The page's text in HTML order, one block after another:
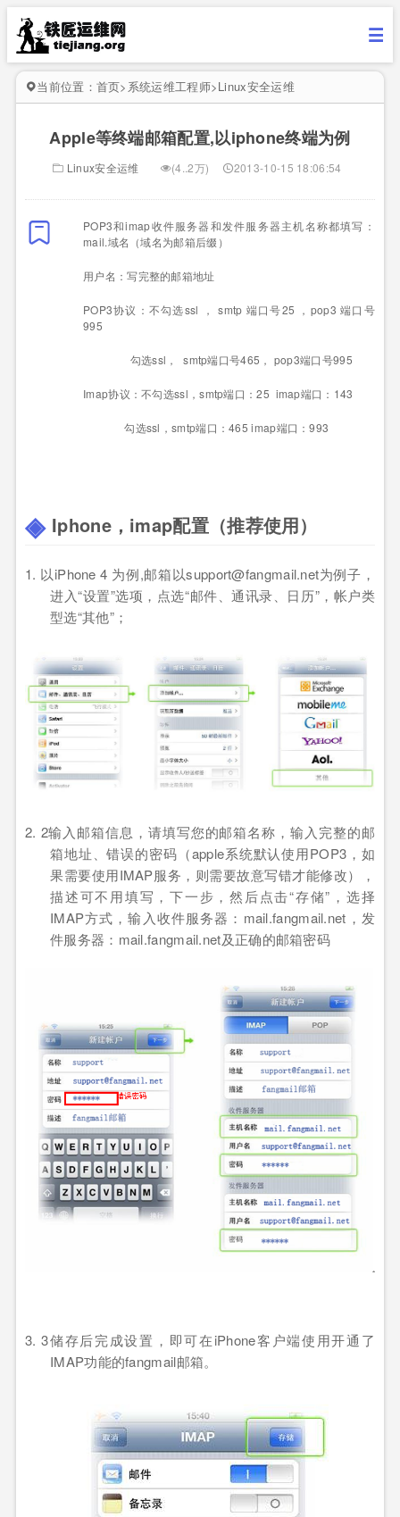
当前位置： 首页> 系统运维工程师>Linux安全运维
Apple等终端邮箱配置,以iphone终端为例
Linux安全运维 (4..2万) 2013-10-15 18:06:54
POP3和imap收件服务器和发件服务器主机名称都填写：
mail.域名（域名为邮箱后缀）
用户名：写完整的邮箱地址
POP3协议：不勾选ssl ，smtp 端口号25 ， pop3端口号
995
勾选ssl ，smtp端口号465 ， pop3端口号995
Imap协议：不勾选ssl ，smtp端口：25 imap端口： 143
勾选ssl ，smtp端口：465 imap端口：993
Iphone， imap配置（推荐使用）
1. 以iPhone 4 为例,邮箱以support@fangmail.net为例子，
进入“设置”选项，点选“邮件、通讯录、日历”，帐户类
型选“其他”；
2. 2输入邮箱信息，请填写您的邮箱名称，输入完整的邮
箱地址、错误的密码（apple系统默认使用POP3 ，如
果需要使用IMAP服务，则需要故意写错才能修改）
，
描述可不用填写，下一步，然后点击“存储” ，选择
IMAP方式，输入收件服务器： mail.fangmail.net ，发
件服务器： mail.fangmail.net及正确的邮箱密码
3. 3储存后完成设置，即可在iPhone客户端使用开通了
IMAP功能的fangmail邮箱。